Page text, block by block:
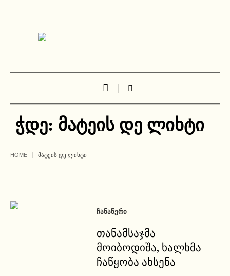
ჭდე: მატეის დე ლიხტი
HOME ᲛᲐᲢᲔᲘᲡ ᲓᲔ ᲚᲘᲮᲢᲘ
ᲩᲐᲜᲐᲬᲔᲠᲘ
თანამსაჯმა
მოიბოდიშა, ხალხმა
ჩაწყობა ახსენა